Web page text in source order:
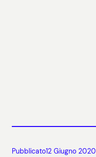
Pubblicato12 Giugno 2020